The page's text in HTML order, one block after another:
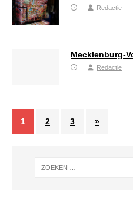
Redactie
Mecklenburg-
Redactie
1 2 3 »